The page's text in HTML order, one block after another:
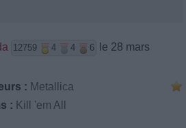
12759 4 4 6
le 28 mars
: Metallica
: Kill 'em All